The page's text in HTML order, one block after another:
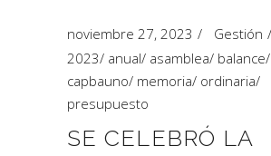
noviembre 27, 2023
Gestión
2023/ anual/ asamblea/ balance/
capbauno/ memoria/ ordinaria/
presupuesto
SE CELEBRÓ LA